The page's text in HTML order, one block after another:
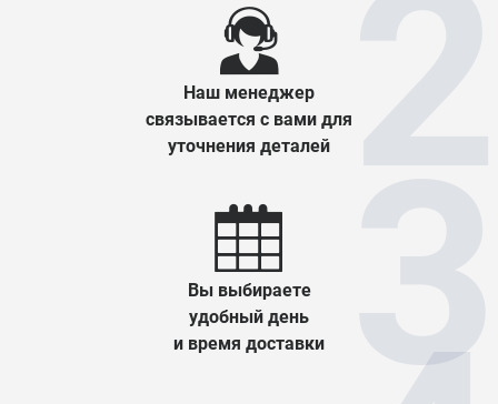
Наш менеджер
связывается с вами для
уточнения деталей
Вы выбираете
удобный день
и время доставки